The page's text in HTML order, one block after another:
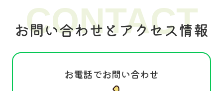
お問い合わせとアクセス情報
CONTACT
お電話でお問い合わせ